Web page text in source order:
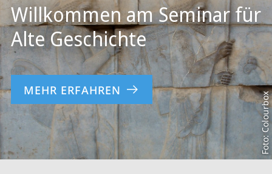
Foto: Colourbox
Willkommen am Seminar für
Alte Geschichte
MEHR ERFAHREN